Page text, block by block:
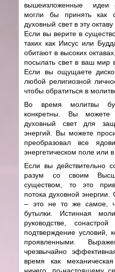
вышеизложенные идеи
могли бы принять как
духовный свет в эту
Если вы верите в
таких как Иисус или
обитают в высоких
посылать свет в ваш мир
Если вы ощущаете
любой религиозной
чтобы обратиться в
Во время молитвы
конкретны. Вы можете
духовный свет для
энергий. Вы можете
преобразовал все
энергетическом поле или
Если вы действительно
разум со своим
существом, то это
потока духовной
– это не то же самое,
бутылки. Истинная
руководстве,
подтверждение условий,
проявленными.
чрезвычайно
время как
ничего, по-настоящему